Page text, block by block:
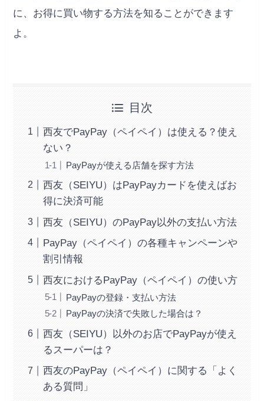
に、お得に買い物する方法を知ることができます
よ。
目次
西友でPayPay（ペイペイ）は使える？使え
ない？
PayPayが使える店舗を探す方法
西友（SEIYU）はPayPayカードを使えばお
得に決済可能
西友（SEIYU）のPayPay以外の支払い方法
PayPay（ペイペイ）の各種キャンペーンや
割引情報
西友におけるPayPay（ペイペイ）の使い方
PayPayの登録・支払い方法
PayPayの決済で失敗した場合は？
西友（SEIYU）以外のお店でPayPayが使え
るスーパーは？
西友のPayPay（ペイペイ）に関する「よく
ある質問」